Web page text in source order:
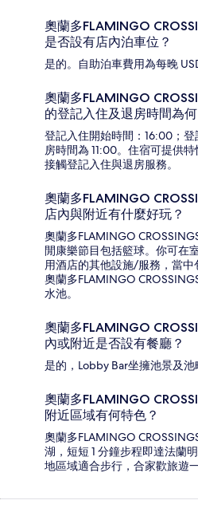
奧蘭多FLAMINGO
是否設有店內泊車位？
是的。自助泊車費用為每晚
奧蘭多FLAMINGO
的登記入住及退房時間為何
登記入住開始時間：16:00；
房時間為 11:00。住宿可提供
接觸登記入住與退房服務。
奧蘭多FLAMINGO
店內與附近有什麼好玩？
奧蘭多FLAMINGO
閒康樂節目包括籃球。你可在
用酒店的其他設施/服務，當中
奧蘭多FLAMINGO
水池。
奧蘭多FLAMINGO
內或附近是否設有餐廳？
是的，Lobby Bar坐擁池景及池
奧蘭多FLAMINGO
附近區域有何特色？
奧蘭多FLAMINGO
湖，短短 1 分鐘步程即達法蘭
地區域適合步行，合家歡旅遊一